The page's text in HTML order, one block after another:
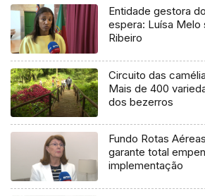
Entidade gestora
espera: Luísa Melo
Ribeiro
Circuito das
Mais de 400
dos bezerros
Fundo Rotas
garante total
implementação